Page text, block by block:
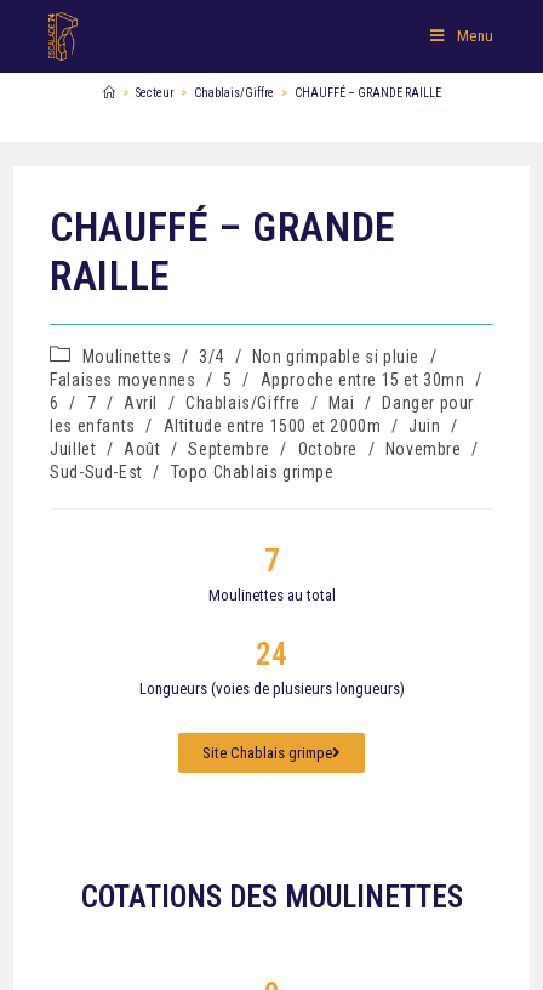
Menu
> Secteur > Chablais/Giffre > CHAUFFÉ – GRANDE RAILLE
CHAUFFÉ – GRANDE
RAILLE
Moulinettes / 3/4 / Non grimpable si pluie
/
Falaises moyennes
/ 5 / Approche entre 15 et 30mn
/
6
/ 7 / Avril / Chablais/Giffre / Mai /
Danger pour
les enfants
/ Altitude entre 1500 et 2000m / Juin
/
Juillet / Août / Septembre / Octobre / Novembre
/
Sud-Sud-Est / Topo Chablais grimpe
Moulinettes au total
7
Longueurs (voies de plusieurs longueurs)
24
Site Chablais grimpe
COTATIONS DES MOULINETTES